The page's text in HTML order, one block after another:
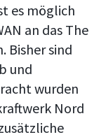
es möglich
an das The
Bisher sind
und
wurden
Nord